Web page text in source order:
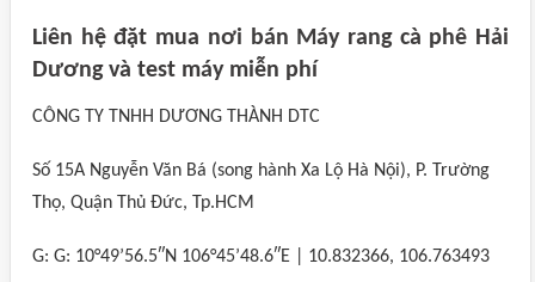
Liên hệ đặt mua nơi bán Máy rang cà phê Hải
Dương và test máy miễn phí
CÔNG TY TNHH DƯƠNG THÀNH DTC
Số 15A Nguyễn Văn Bá (song hành Xa Lộ Hà Nội), P. Trường
Thọ, Quận Thủ Đức, Tp.HCM
G: G: 10°49’56.5″N 106°45’48.6″E | 10.832366, 106.763493